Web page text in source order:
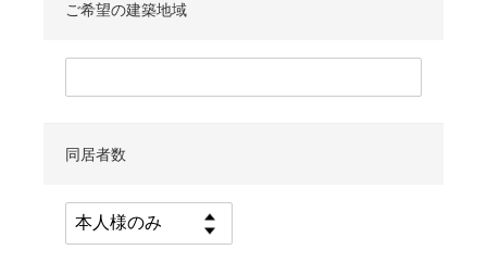
ご希望の建築地域
同居者数